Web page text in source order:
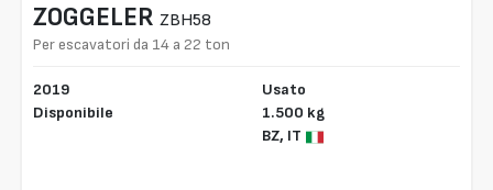
ZOGGELER ZBH58
Per escavatori da 14 a 22 ton
2019
Disponibile
Usato
1.500 kg
BZ, IT